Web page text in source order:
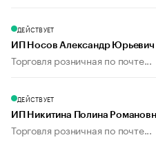
ДЕЙСТВУЕТ
ИП Носов Александр Юрьевич
Торговля розничная по почте...
ДЕЙСТВУЕТ
ИП Никитина Полина
Торговля розничная по почте...